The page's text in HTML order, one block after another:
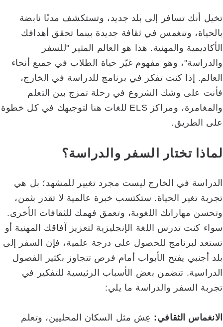
تخيل أنك تسافر إلى بلد جديد، وتستكشف مدنًا نابضة
بالحياة، وتنغمس في ثقافة جديدة بينما تحقق أهدافك
الأكاديمية والمهنية. هذا هو العالم المثير "للسفر
والدراسة"، وهو مفهوم غيّر حياة الطلاب في جميع أنحاء
العالم. إذا كنت تفكر في برنامج للدراسة في الخارج،
فأنت على وشك الشروع في رحلة تمزج بين التعلم
والمغامرة، ومراكز ELS للغات هنا لتوجيهك في كل خطوة
على الطريق.
لماذا تختار السفر والدراسة؟
الدراسة في الخارج ليست مجرد تغيير للمشهد؛ بل هي
تجربة تغير الحياة. ستكتسب خبرة عالمية لا تقدر بثمن،
وتحسن مهاراتك اللغوية، وتعمق فهمك للثقافات الأخرى.
سواء كنت تدرس اللغة الإنجليزية لتعزيز آفاقك المهنية أو
تستعد لبرنامج للحصول على درجة علمية، فإن السفر إلى
بلد أجنبي يفتح الأبواب أمام فرص تتجاوز بكثير الفصول
الدراسية. تتضمن بعض الأسباب الرئيسية للتفكير في
تجربة السفر والدراسة ما يلي:
الانغماس الثقافي: عِش مثل السكان المحليين، وتعلم